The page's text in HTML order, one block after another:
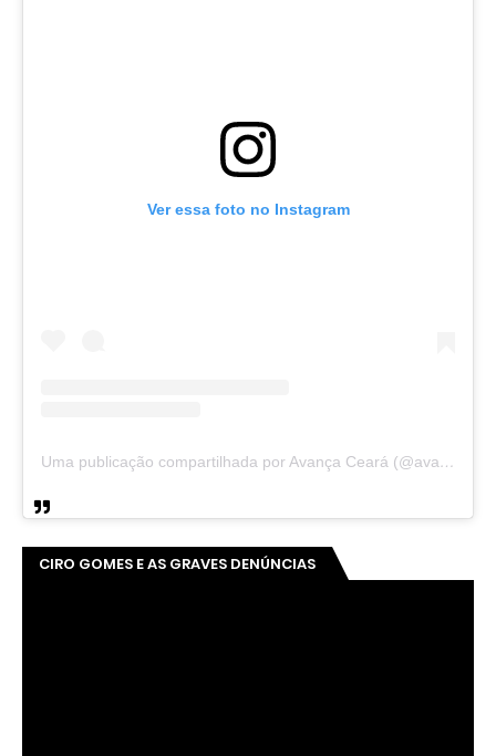
Ver essa foto no Instagram
Uma publicação compartilhada por Avança Ceará (@avancaceara)
CIRO GOMES E AS GRAVES DENÚNCIAS